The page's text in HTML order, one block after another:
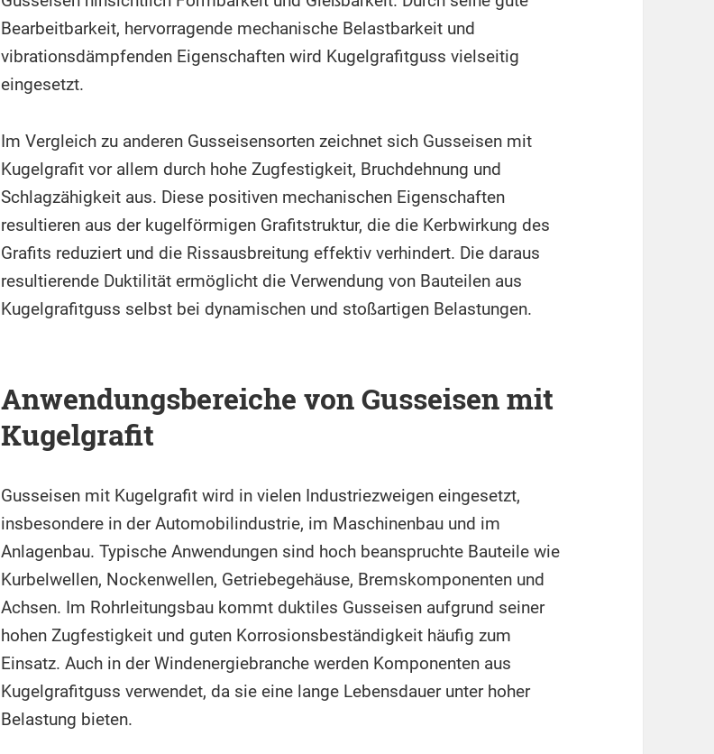
Bearbeitbarkeit, hervorragende mechanische Belastbarkeit und
vibrationsdämpfenden Eigenschaften wird Kugelgrafitguss vielseitig
eingesetzt.
Im Vergleich zu anderen Gusseisensorten zeichnet sich Gusseisen mit
Kugelgrafit vor allem durch hohe Zugfestigkeit, Bruchdehnung und
Schlagzähigkeit aus. Diese positiven mechanischen Eigenschaften
resultieren aus der kugelförmigen Grafitstruktur, die die Kerbwirkung des
Grafits reduziert und die Rissausbreitung effektiv verhindert. Die daraus
resultierende Duktilität ermöglicht die Verwendung von Bauteilen aus
Kugelgrafitguss selbst bei dynamischen und stoßartigen Belastungen.
Anwendungsbereiche von Gusseisen mit
Kugelgrafit
Gusseisen mit Kugelgrafit wird in vielen Industriezweigen eingesetzt,
insbesondere in der Automobilindustrie, im Maschinenbau und im
Anlagenbau. Typische Anwendungen sind hoch beanspruchte Bauteile wie
Kurbelwellen, Nockenwellen, Getriebegehäuse, Bremskomponenten und
Achsen. Im Rohrleitungsbau kommt duktiles Gusseisen aufgrund seiner
hohen Zugfestigkeit und guten Korrosionsbeständigkeit häufig zum
Einsatz. Auch in der Windenergiebranche werden Komponenten aus
Kugelgrafitguss verwendet, da sie eine lange Lebensdauer unter hoher
Belastung bieten.